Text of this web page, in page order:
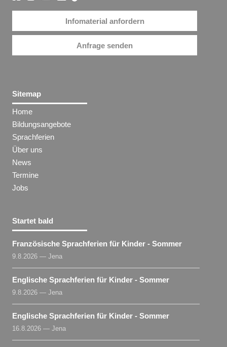
Infomaterial anfordern
Anfrage senden
Sitemap
Home
Bildungsangebote
Sprachferien
Über uns
News
Termine
Jobs
Startet bald
Französische Sprachferien für Kinder - Sommer
9.8.2026 — Jena
Englische Sprachferien für Kinder - Sommer
9.8.2026 — Jena
Englische Sprachferien für Kinder - Sommer
16.8.2026 — Jena